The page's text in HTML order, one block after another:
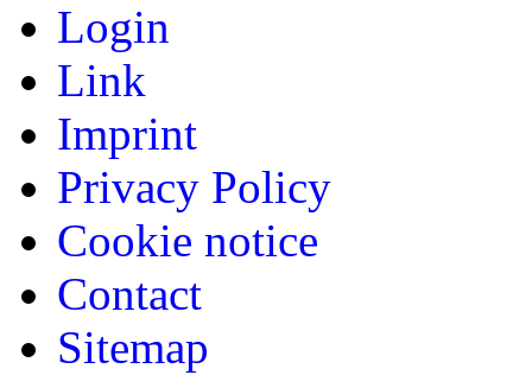
Login
Link
Imprint
Privacy Policy
Cookie notice
Contact
Sitemap